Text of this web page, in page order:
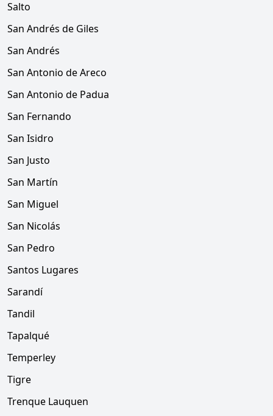
Salto
San Andrés de Giles
San Andrés
San Antonio de Areco
San Antonio de Padua
San Fernando
San Isidro
San Justo
San Martín
San Miguel
San Nicolás
San Pedro
Santos Lugares
Sarandí
Tandil
Tapalqué
Temperley
Tigre
Trenque Lauquen